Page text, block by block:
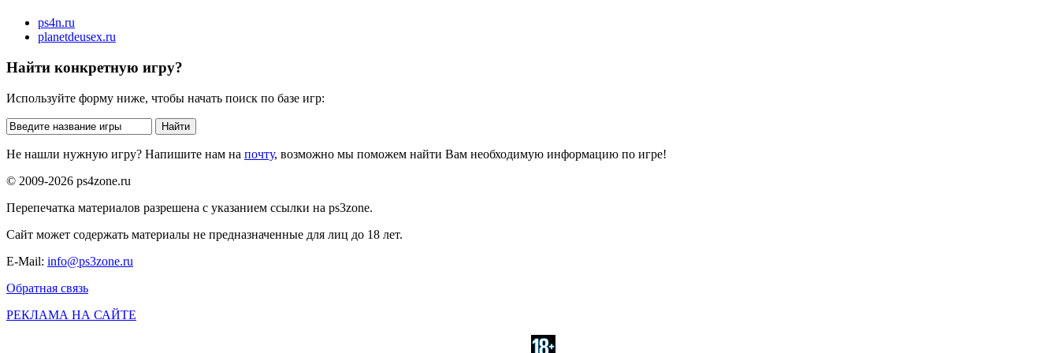
ps4n.ru
planetdeusex.ru
Найти конкретную игру?
Используйте форму ниже, чтобы начать поиск по базе игр:
Не нашли нужную игру? Напишите нам на почту, возможно мы поможем найти Вам необходимую информацию по игре!
© 2009-2026 ps4zone.ru
Перепечатка материалов разрешена с указанием ссылки на ps3zone.
Сайт может содержать материалы не предназначенные для лиц до 18 лет.
E-Mail: info@ps3zone.ru
Обратная связь
РЕКЛАМА НА САЙТЕ